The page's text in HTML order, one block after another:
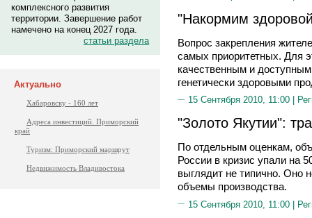
комплексного развития
территории. Завершение работ
намечено на конец 2027 года.
статьи раздела
Актуально
Хабаровску - 160 лет
Адреса инвестиций. Приморский
край
Туризм: Приморский маршрут
Недвижимость Владивостока
"Накормим
Вопрос закрепления
самых приоритетных. Для
качественным и
генетически здоровыми
15 Сентября 2010, 11:00 |
"Золото Якутии":
По отдельным оценкам,
России в кризис упали на
выглядит не типично. Оно
объемы производства.
15 Сентября 2010, 11:00 |